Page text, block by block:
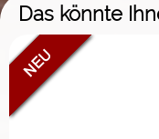
Das könnte